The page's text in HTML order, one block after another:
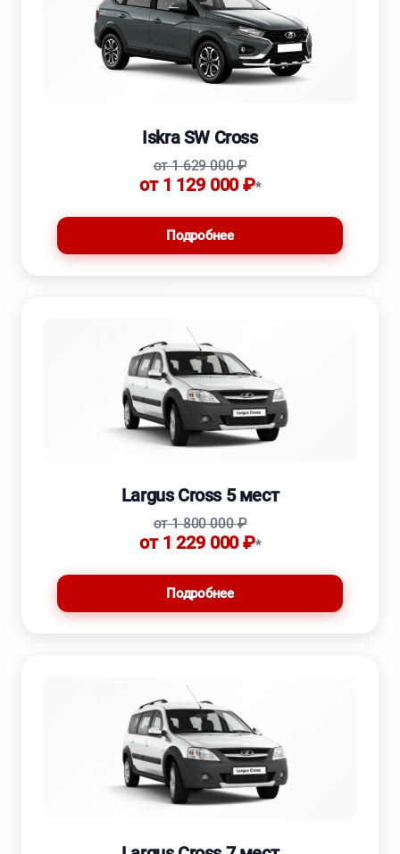
Iskra SW Cross
от 1 629 000 ₽
от 1 129 000 ₽*
Подробнее
Largus Cross 5 мест
от 1 800 000 ₽
от 1 229 000 ₽*
Подробнее